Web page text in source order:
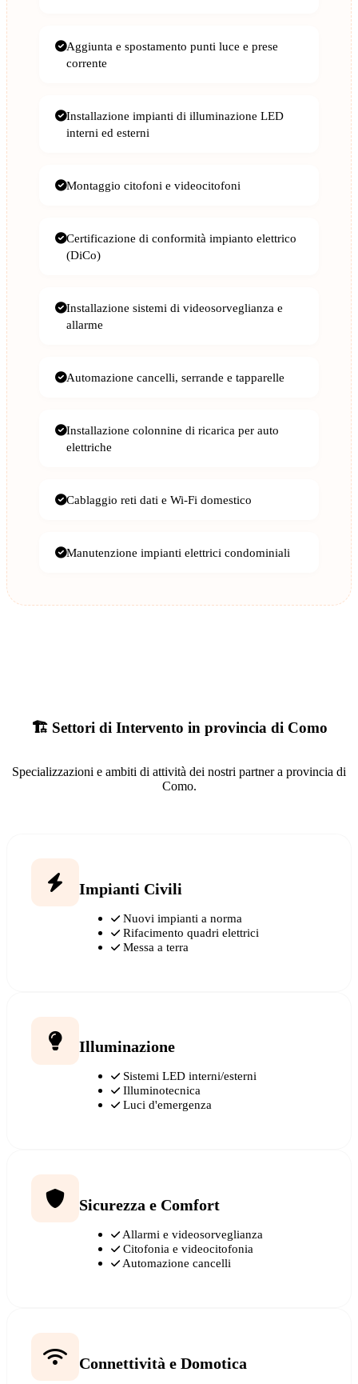
Aggiunta e spostamento punti luce e prese
corrente
Installazione impianti di illuminazione LED
interni ed esterni
Montaggio citofoni e videocitofoni
Certificazione di conformità impianto elettrico
(DiCo)
Installazione sistemi di videosorveglianza e
allarme
Automazione cancelli, serrande e tapparelle
Installazione colonnine di ricarica per auto
elettriche
Cablaggio reti dati e Wi-Fi domestico
Manutenzione impianti elettrici condominiali
🏗️ Settori di Intervento in provincia di Como
Specializzazioni e ambiti di attività dei nostri partner a provincia di
Como.
Impianti Civili
Nuovi impianti a norma
Rifacimento quadri elettrici
Messa a terra
Illuminazione
Sistemi LED interni/esterni
Illuminotecnica
Luci d'emergenza
Sicurezza e Comfort
Allarmi e videosorveglianza
Citofonia e videocitofonia
Automazione cancelli
Connettività e Domotica